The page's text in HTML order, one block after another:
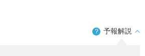
？ 予報解説